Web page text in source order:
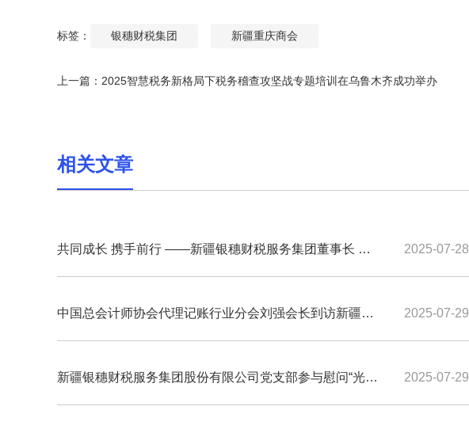
标签： 银穗财税集团 新疆重庆商会
上一篇： 2025智慧税务新格局下税务稽查攻坚战专题培训在乌鲁木齐成功举办
相关文章
2025-07-28
共同成长 携手前行 ——新疆银穗财税服务集团董事长 夏
永杰
2025-07-29
中国总会计师协会代理记账行业分会刘强会长到访新疆银
穗财税集团 共话AI赋能与财税服务升级
2025-07-29
新疆银穗财税服务集团股份有限公司党支部参与慰问“光荣
在党50年”老党员活动纪实